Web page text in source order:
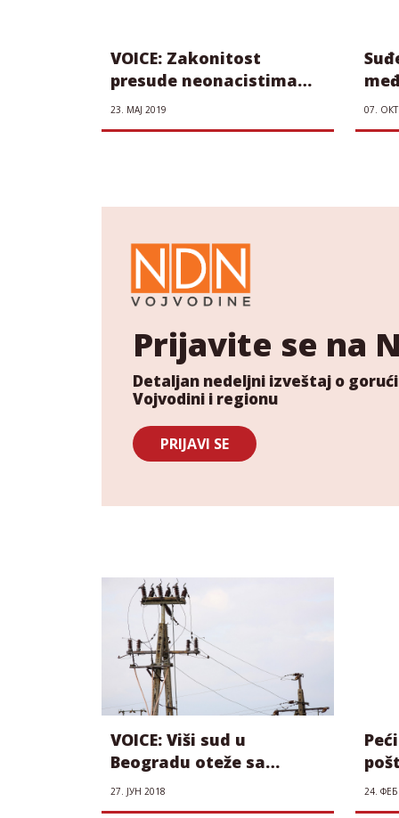
VOICE: Zakonitost
presude neonacistima
proveriće Vrhovni
kasacioni sud?
23. МАЈ 2019 07.
Prijavite se na
Detaljan nedeljni izveštaj o
Vojvodini i regionu
PRIJAVI SE
VOICE: Viši sud u
Beogradu oteže sa
uvođenjem privremenih
mera u Sindikatu EPS-a
27. ЈУН 2018 24. ФЕБ